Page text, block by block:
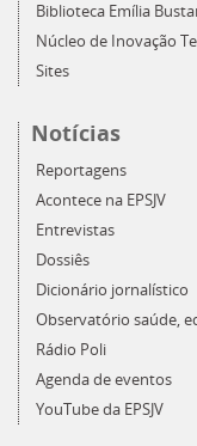
Biblioteca Emília
Núcleo de Inovação
Sites
Notícias
Reportagens
Acontece na EPSJV
Entrevistas
Dossiês
Dicionário jornalístico
Observatório saúde,
Rádio Poli
Agenda de eventos
YouTube da EPSJV